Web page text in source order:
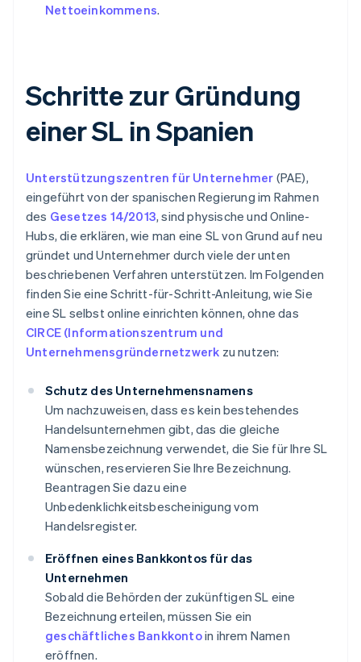
Nettoeinkommens.
Schritte zur Gründung
einer SL in Spanien
Unterstützungszentren für Unternehmer (PAE),
eingeführt von der spanischen Regierung im Rahmen
des Gesetzes 14/2013, sind physische und Online-
Hubs, die erklären, wie man eine SL von Grund auf neu
gründet und Unternehmer durch viele der unten
beschriebenen Verfahren unterstützen. Im Folgenden
finden Sie eine Schritt-für-Schritt-Anleitung, wie Sie
eine SL selbst online einrichten können, ohne das
CIRCE (Informationszentrum und
Unternehmensgründernetzwerk zu nutzen:
Schutz des Unternehmensnamens
Um nachzuweisen, dass es kein bestehendes
Handelsunternehmen gibt, das die gleiche
Namensbezeichnung verwendet, die Sie für Ihre SL
wünschen, reservieren Sie Ihre Bezeichnung.
Beantragen Sie dazu eine
Unbedenklichkeitsbescheinigung vom
Handelsregister.
Eröffnen eines Bankkontos für das
Unternehmen
Sobald die Behörden der zukünftigen SL eine
Bezeichnung erteilen, müssen Sie ein
geschäftliches Bankkontoin ihrem Namen
eröffnen.